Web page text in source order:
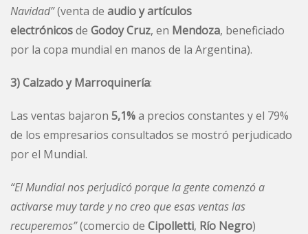
Navidad”(venta de audio y artículos
electrónicosde Godoy Cruz, en Mendoza, beneficiado
por la copa mundial en manos de la Argentina).
3) Calzado y Marroquinería:
Las ventas bajaron 5,1%a precios constantes y el 79%
de los empresarios consultados se mostró perjudicado
por el Mundial.
“El Mundial nos perjudicó porque la gente comenzó a
activarse muy tarde y no creo que esas ventas las
recuperemos”(comercio de Cipolletti, Río Negro)